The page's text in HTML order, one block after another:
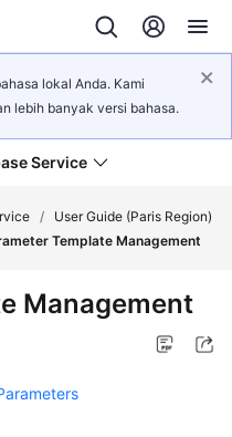
lokal Anda. Kami
lebih banyak versi bahasa.
Service
/
User Guide (Paris Region)
Template Management
Management